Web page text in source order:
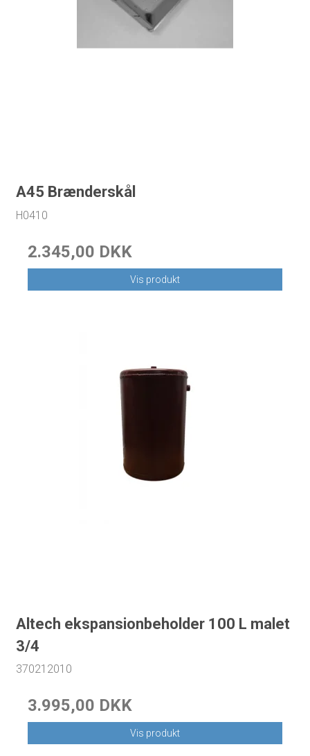
A45 Brænderskål
H0410
2.345,00 DKK
Vis produkt
Altech ekspansionbeholder 100 L malet
3/4
370212010
3.995,00 DKK
Vis produkt